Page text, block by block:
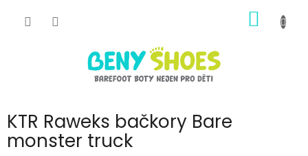
KOŠÍK
KTR Raweks bačkory Bare
monster truck